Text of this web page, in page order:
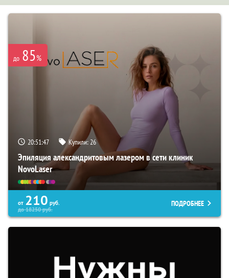
до 85%
20:51:46 Купили:26
Эпиляция александритовым лазером в сети клиник
NovoLaser
от 210 руб.
до18250руб.
ПОДРОБНЕЕ